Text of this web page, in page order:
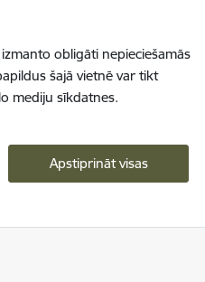
obligāti nepieciešamās
šajā vietnē var tikt
mediju sīkdatnes.
Apstiprināt visas